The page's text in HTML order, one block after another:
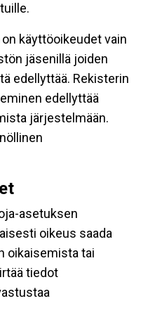
käyttöoikeudet vain
jäsenillä joiden
edellyttää. Rekisterin
edellyttää
järjestelmään.
asetuksen
oikeus saada
oikaisemista tai
tiedot